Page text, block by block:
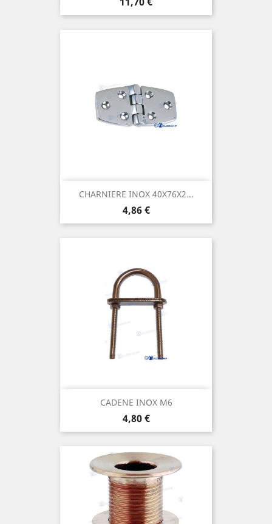
CHARNIERE INOX 40X76X2...
Prix
4,86 €
CADENE INOX M6
Prix
4,80 €